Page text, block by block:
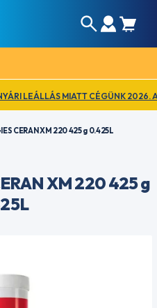
LEÁLLÁS MIATT CÉGÜNK 2026.
CERAN XM 220 425 g 0.425L
XM 220 425 g